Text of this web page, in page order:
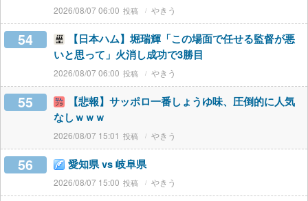
2026/08/07 06:00 やきう
54
【日本ハム】堀瑞輝「この場面で任せる監督が悪
いと思って」火消し成功で3勝目
2026/08/07 06:00 やきう
55
【悲報】サッポロ一番しょうゆ味、圧倒的に人気
なしｗｗｗ
2026/08/07 15:01 やきう
56 愛知県 vs 岐阜県
2026/08/07 15:00 やきう